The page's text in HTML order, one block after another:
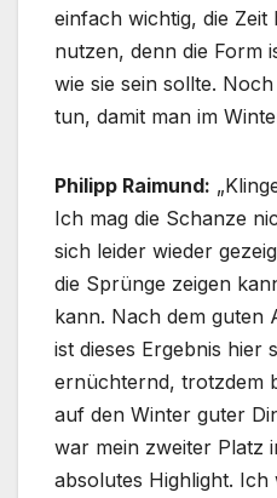
einfach wichtig, die Zeit
nutzen, denn die Form
wie sie sein sollte.
tun, damit man im
Philipp Raimund:
Ich mag die Schanze
sich leider wieder
die Sprünge zeigen
kann. Nach dem guten
ist dieses Ergebnis hier
ernüchternd, trotzdem
auf den Winter guter
war mein zweiter Platz
absolutes Highlight. Ich